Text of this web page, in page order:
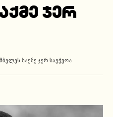
ჯერ
ᲡᲐᲥᲛᲔ ᲯᲔᲠ ᲡᲐᲔᲭᲕᲝᲐ